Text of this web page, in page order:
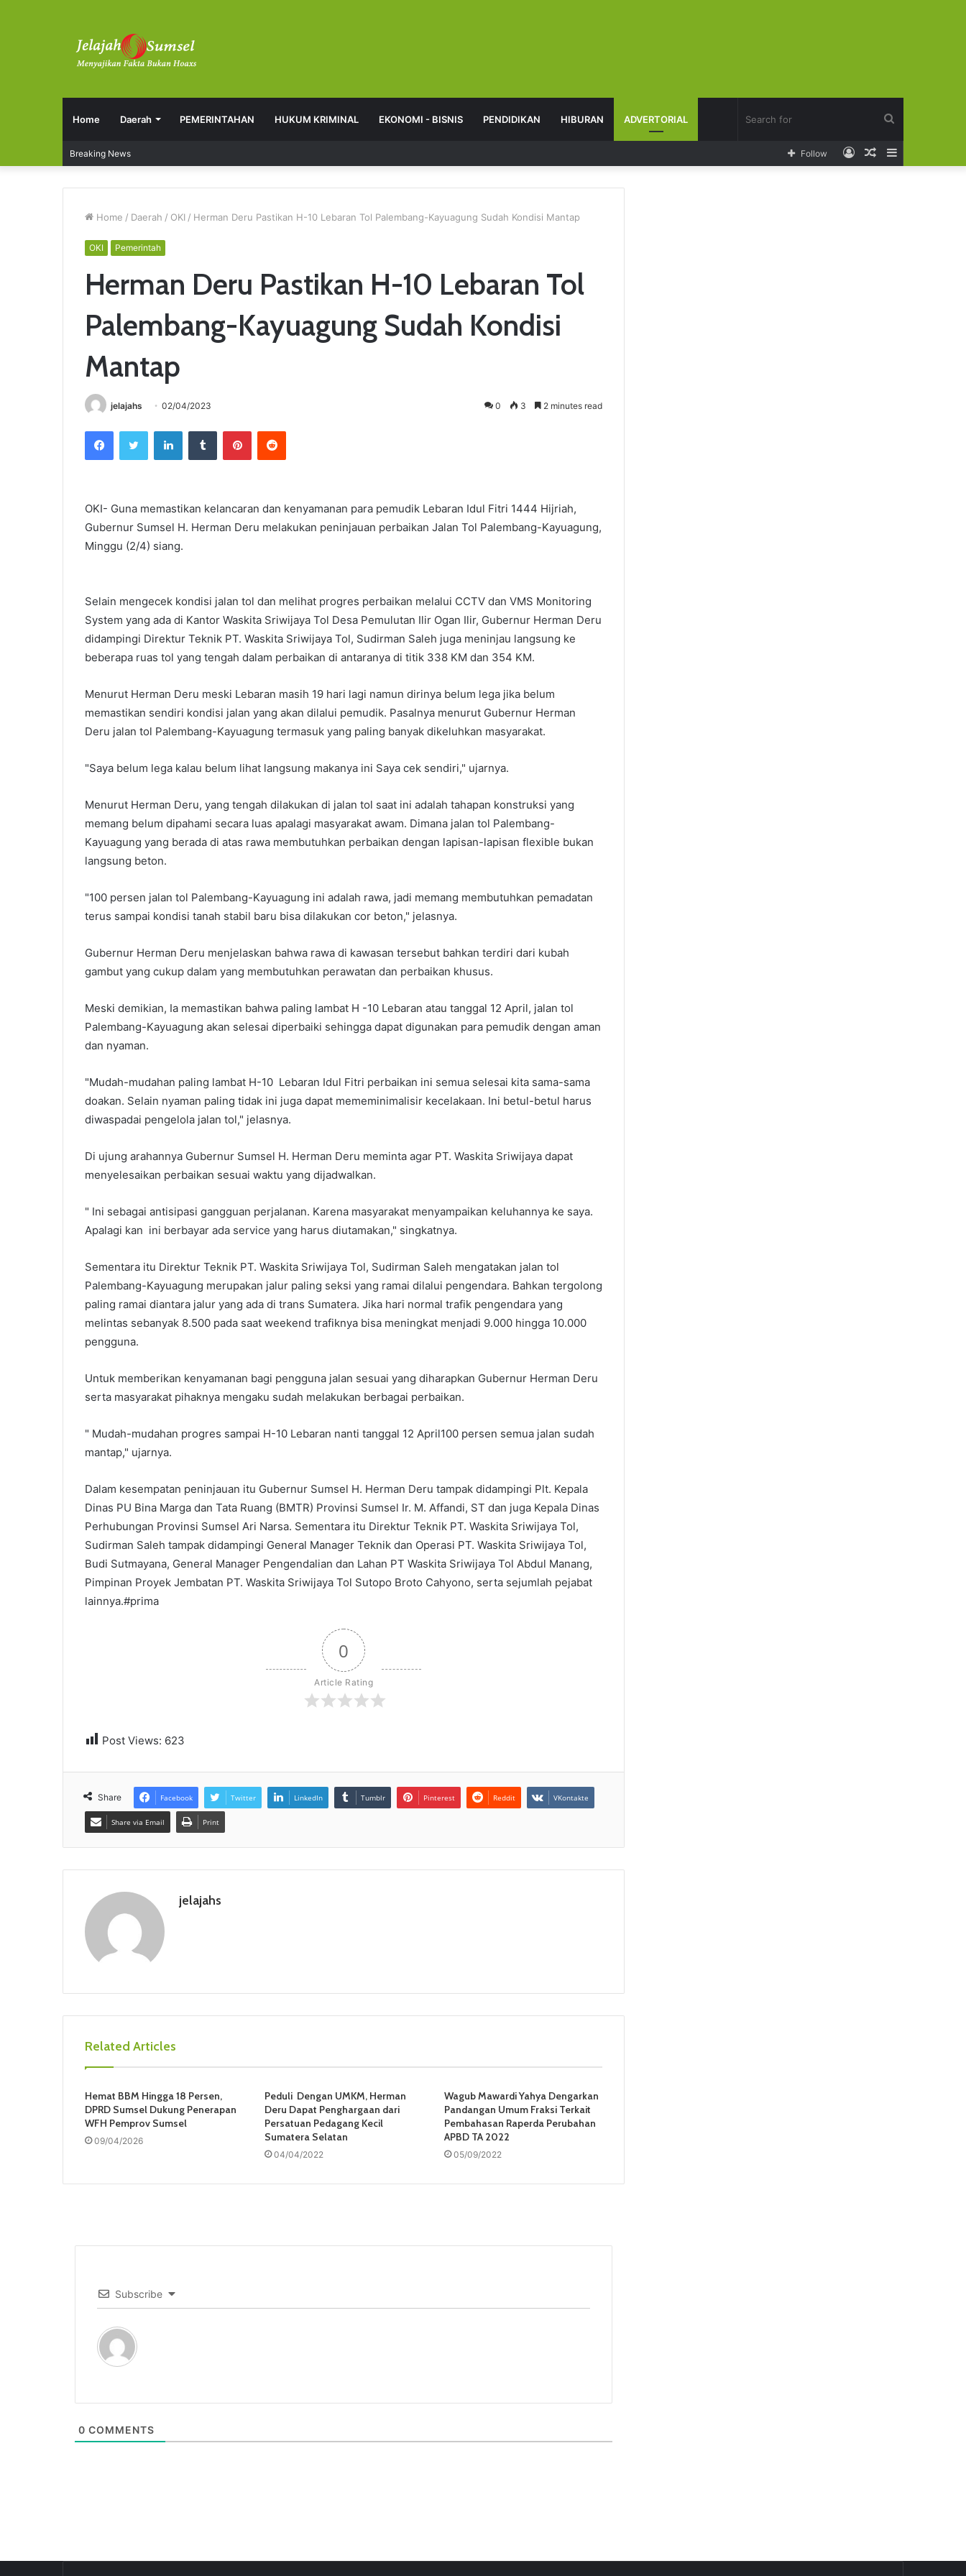
Home Daerah PEMERINTAHAN HUKUM KRIMINAL EKONOMI - BISNIS PENDIDIKAN HIBURAN ADVERTORIAL
Breaking News
Random
Log
Follow
Home / Daerah / OKI / Herman Deru Pastikan H-10 Lebaran Tol Palembang-Kayuagung Sudah Kondisi Mantap
OKI Pemerintah
Herman Deru Pastikan H-10 Lebaran Tol
Palembang-Kayuagung Sudah Kondisi
Mantap
jelajahs 02/04/2023 0 3 2 minutes read
OKI- Guna memastikan kelancaran dan kenyamanan para pemudik Lebaran Idul Fitri 1444 Hijriah,
Gubernur Sumsel H. Herman Deru melakukan peninjauan perbaikan Jalan Tol Palembang-Kayuagung,
Minggu (2/4) siang.
Selain mengecek kondisi jalan tol dan melihat progres perbaikan melalui CCTV dan VMS Monitoring
System yang ada di Kantor Waskita Sriwijaya Tol Desa Pemulutan Ilir Ogan Ilir, Gubernur Herman Deru
didampingi Direktur Teknik PT. Waskita Sriwijaya Tol, Sudirman Saleh juga meninjau langsung ke
beberapa ruas tol yang tengah dalam perbaikan di antaranya di titik 338 KM dan 354 KM.
Menurut Herman Deru meski Lebaran masih 19 hari lagi namun dirinya belum lega jika belum
memastikan sendiri kondisi jalan yang akan dilalui pemudik. Pasalnya menurut Gubernur Herman
Deru jalan tol Palembang-Kayuagung termasuk yang paling banyak dikeluhkan masyarakat.
"Saya belum lega kalau belum lihat langsung makanya ini Saya cek sendiri," ujarnya.
Menurut Herman Deru, yang tengah dilakukan di jalan tol saat ini adalah tahapan konstruksi yang
memang belum dipahami secara luas apalagi masyarakat awam. Dimana jalan tol Palembang-
Kayuagung yang berada di atas rawa membutuhkan perbaikan dengan lapisan-lapisan flexible bukan
langsung beton.
"100 persen jalan tol Palembang-Kayuagung ini adalah rawa, jadi memang membutuhkan pemadatan
terus sampai kondisi tanah stabil baru bisa dilakukan cor beton," jelasnya.
Gubernur Herman Deru menjelaskan bahwa rawa di kawasan tersebut bahkan terdiri dari kubah
gambut yang cukup dalam yang membutuhkan perawatan dan perbaikan khusus.
Meski demikian, Ia memastikan bahwa paling lambat H -10 Lebaran atau tanggal 12 April, jalan tol
Palembang-Kayuagung akan selesai diperbaiki sehingga dapat digunakan para pemudik dengan aman
dan nyaman.
"Mudah-mudahan paling lambat H-10 Lebaran Idul Fitri perbaikan ini semua selesai kita sama-sama
doakan. Selain nyaman paling tidak ini juga dapat mememinimalisir kecelakaan. Ini betul-betul harus
diwaspadai pengelola jalan tol," jelasnya.
Di ujung arahannya Gubernur Sumsel H. Herman Deru meminta agar PT. Waskita Sriwijaya dapat
menyelesaikan perbaikan sesuai waktu yang dijadwalkan.
" Ini sebagai antisipasi gangguan perjalanan. Karena masyarakat menyampaikan keluhannya ke saya.
Apalagi kan ini berbayar ada service yang harus diutamakan," singkatnya.
Sementara itu Direktur Teknik PT. Waskita Sriwijaya Tol, Sudirman Saleh mengatakan jalan tol
Palembang-Kayuagung merupakan jalur paling seksi yang ramai dilalui pengendara. Bahkan tergolong
paling ramai diantara jalur yang ada di trans Sumatera. Jika hari normal trafik pengendara yang
melintas sebanyak 8.500 pada saat weekend trafiknya bisa meningkat menjadi 9.000 hingga 10.000
pengguna.
Untuk memberikan kenyamanan bagi pengguna jalan sesuai yang diharapkan Gubernur Herman Deru
serta masyarakat pihaknya mengaku sudah melakukan berbagai perbaikan.
" Mudah-mudahan progres sampai H-10 Lebaran nanti tanggal 12 April100 persen semua jalan sudah
mantap," ujarnya.
Dalam kesempatan peninjauan itu Gubernur Sumsel H. Herman Deru tampak didampingi Plt. Kepala
Dinas PU Bina Marga dan Tata Ruang (BMTR) Provinsi Sumsel Ir. M. Affandi, ST dan juga Kepala Dinas
Perhubungan Provinsi Sumsel Ari Narsa. Sementara itu Direktur Teknik PT. Waskita Sriwijaya Tol,
Sudirman Saleh tampak didampingi General Manager Teknik dan Operasi PT. Waskita Sriwijaya Tol,
Budi Sutmayana, General Manager Pengendalian dan Lahan PT Waskita Sriwijaya Tol Abdul Manang,
Pimpinan Proyek Jembatan PT. Waskita Sriwijaya Tol Sutopo Broto Cahyono, serta sejumlah pejabat
lainnya.#prima
0
Article Rating
Post Views: 623
Share Facebook Twitter LinkedIn Tumblr Pinterest Reddit VKontakte
Share via Email Print
jelajahs
Related Articles
Hemat BBM Hingga 18 Persen,
DPRD Sumsel Dukung Penerapan
WFH Pemprov Sumsel
09/04/2026
Peduli Dengan UMKM, Herman
Deru Dapat Penghargaan dari
Persatuan Pedagang Kecil
Sumatera Selatan
04/04/2022
Wagub Mawardi Yahya Dengarkan
Pandangan Umum Fraksi Terkait
Pembahasan Raperda Perubahan
APBD TA 2022
05/09/2022
Subscribe
0 COMMENTS